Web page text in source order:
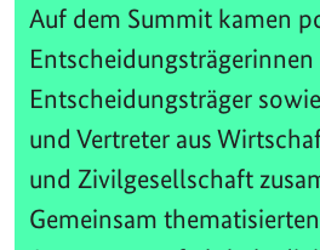
Auf dem Summit kamen
Entscheidungsträgerinnen
Entscheidungsträger
und Vertreter aus
und Zivilgesellschaft
Gemeinsam